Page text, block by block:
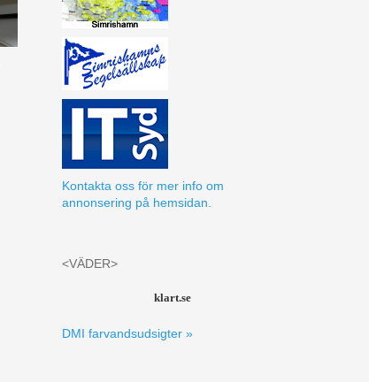
Kontakta oss för mer info om
annonsering på hemsidan.
<VÄDER>
klart.se
DMI farvandsudsigter »